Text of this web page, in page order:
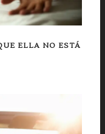
ELLA NO ESTÁ